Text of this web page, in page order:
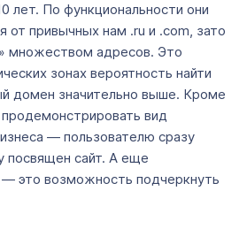
лет. По функциональности они
от привычных нам .ru и .com, зато
множеством адресов. Это
зонах вероятность найти
домен значительно выше. Кроме
вид
— пользователю сразу
посвящен сайт. А еще
это возможность подчеркнуть